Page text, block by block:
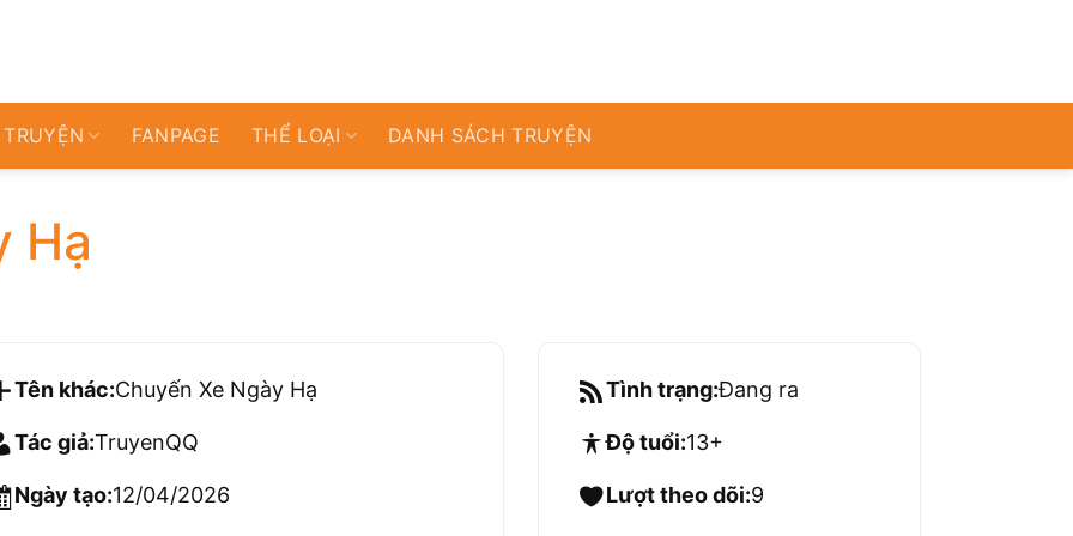
FANPAGE THỂ LOẠI DANH SÁCH TRUYỆN
Hạ
Tên khác:Chuyến Xe Ngày Hạ
Tác giả:TruyenQQ
Ngày tạo:12/04/2026
Tình trạng:Đang ra
Độ tuổi:13+
Lượt theo dõi:9